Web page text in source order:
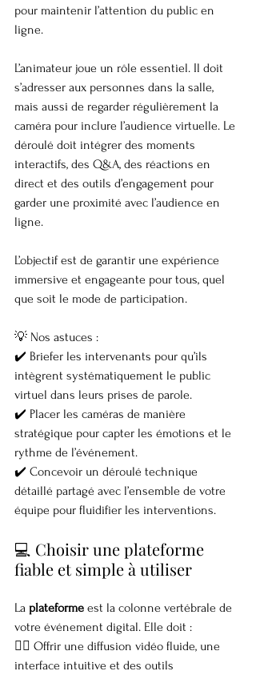
pour maintenir l’attention du public en
ligne.
L’animateur joue un rôle essentiel. Il doit
s’adresser aux personnes dans la salle,
mais aussi de regarder régulièrement la
caméra pour inclure l’audience virtuelle. Le
déroulé doit intégrer des moments
interactifs, des Q&A, des réactions en
direct et des outils d’engagement pour
garder une proximité avec l’audience en
ligne.
L’objectif est de garantir une expérience
immersive et engageante pour tous, quel
que soit le mode de participation.
💡 Nos astuces :
✔️ Briefer les intervenants pour qu’ils
intègrent systématiquement le public
virtuel dans leurs prises de parole.
✔️ Placer les caméras de manière
stratégique pour capter les émotions et le
rythme de l’événement.
✔️ Concevoir un déroulé technique
détaillé partagé avec l’ensemble de votre
équipe pour fluidifier les interventions.
💻 Choisir une plateforme
fiable et simple à utiliser
La plateforme est la colonne vertébrale de
votre événement digital. Elle doit :
👉🏼 Offrir une diffusion vidéo fluide, une
interface intuitive et des outils